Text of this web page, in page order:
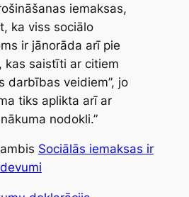
iemaksas,
ka viss sociālo
ir jānorāda arī pie
kas saistīti ar citiem
darbības veidiem”, jo
tiks aplikta arī ar
nodokli.”
Sociālās iemaksas ir